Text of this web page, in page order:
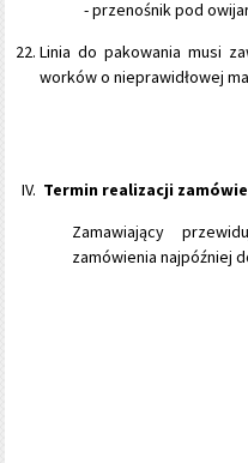
- przenośnik pod
Linia do pakowania musi
worków o nieprawidłowej
Termin realizacji
Zamawiający
zamówienia najpóźniej